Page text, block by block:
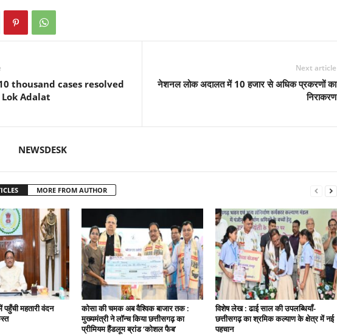
thousand cases resolved
Adalat
Next article
नेशनल लोक अदालत में 10 हजार से अधिक प्रकरणों का
निराकरण
NEWSDESK
MORE FROM AUTHOR
महतारी वंदन
कोसा की चमक अब वैश्विक बाजार तक :
मुख्यमंत्री ने लॉन्च किया छत्तीसगढ़ का
प्रीमियम हैंडलूम ब्रांड ‘कोशल फैब’
विशेष लेख : ढाई साल की उपलब्धियाँ-
छत्तीसगढ़ का श्रमिक कल्याण के क्षेत्र में नई
पहचान